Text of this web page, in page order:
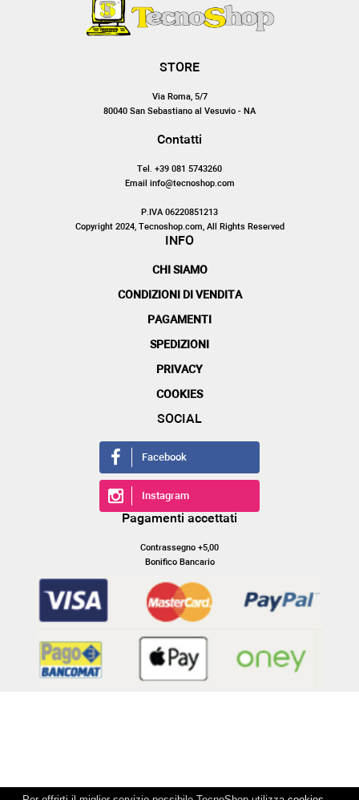
STORE
Via Roma, 5/7
80040 San Sebastiano al Vesuvio - NA
Contatti
Tel. +39 081 5743260
Email info@tecnoshop.com
P.IVA 06220851213
Copyright 2024, Tecnoshop.com, All Rights Reserved
INFO
CHI SIAMO
CONDIZIONI DI VENDITA
PAGAMENTI
SPEDIZIONI
PRIVACY
COOKIES
SOCIAL
Facebook
Instagram
Pagamenti accettati
Contrassegno +5,00
Bonifico Bancario